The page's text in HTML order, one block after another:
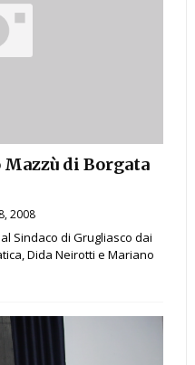
Mazzù di Borgata
2008
Sindaco di Grugliasco dai
Dida Neirotti e Mariano